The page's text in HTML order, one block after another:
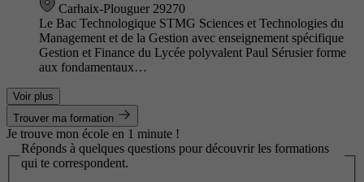
Carhaix-Plouguer 29270
Le Bac Technologique STMG Sciences et Technologies du
Management et de la Gestion avec enseignement spécifique
Gestion et Finance du Lycée polyvalent Paul Sérusier forme
aux fondamentaux…
Voir plus
Trouver ma formation
Je trouve mon école en 1 minute !
Réponds à quelques questions pour découvrir les formations
qui te correspondent.